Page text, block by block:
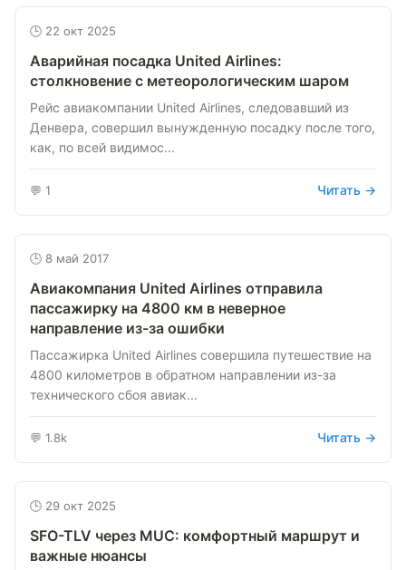
🕒 22 окт 2025
Аварийная посадка United Airlines:
столкновение с метеорологическим шаром
Рейс авиакомпании United Airlines, следовавший из
Денвера, совершил вынужденную посадку после того,
как, по всей видимос...
💬 1 Читать →
🕒 8 май 2017
Авиакомпания United Airlines отправила
пассажирку на 4800 км в неверное
направление из-за ошибки
Пассажирка United Airlines совершила путешествие на
4800 километров в обратном направлении из-за
технического сбоя авиак...
💬 1.8k Читать →
🕒 29 окт 2025
SFO-TLV через MUC: комфортный маршрут и
важные нюансы